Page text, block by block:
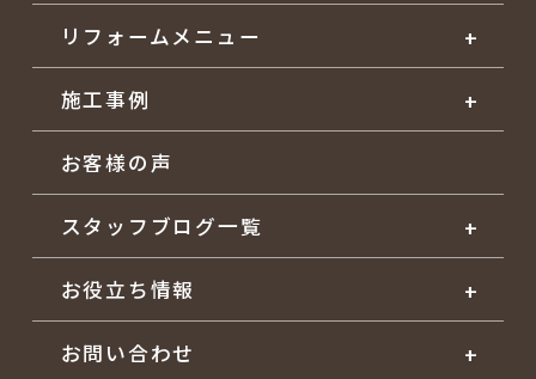
リフォームメニュー
施工事例
お客様の声
スタッフブログ一覧
お役立ち情報
お問い合わせ